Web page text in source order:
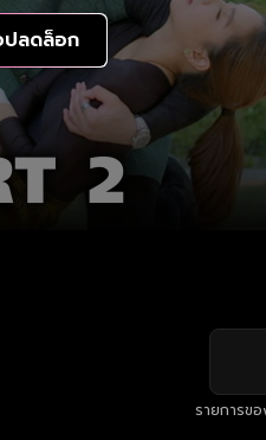
ปลดล็อก
รายการข